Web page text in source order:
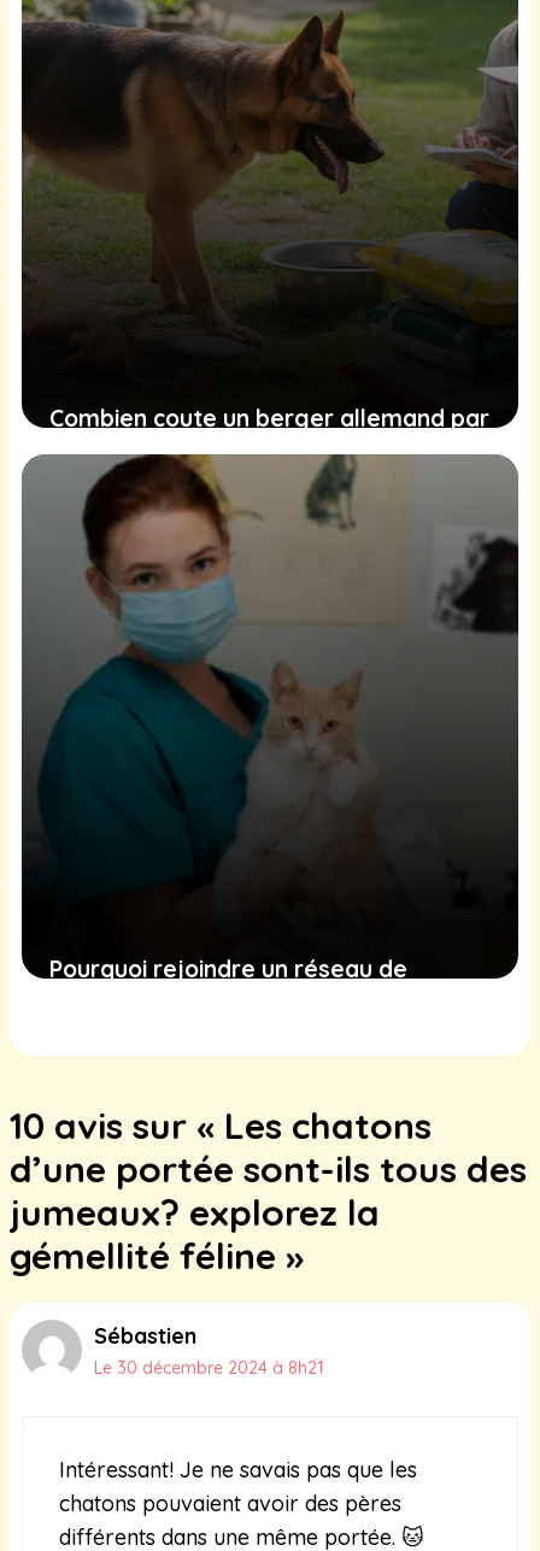
Combien coute un berger allemand par
an ?
27 janvier 2026
Pourquoi rejoindre un réseau de
10 avis sur « Les chatons
d’une portée sont-ils tous des
jumeaux? explorez la
gémellité féline »
Sébastien
Le 30 décembre 2024 à 8h21
Intéressant! Je ne savais pas que les
chatons pouvaient avoir des pères
différents dans une même portée. 🐱